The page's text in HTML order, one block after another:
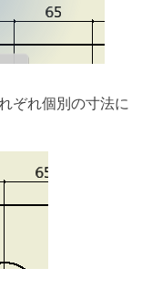
ぞれ個別の寸法に